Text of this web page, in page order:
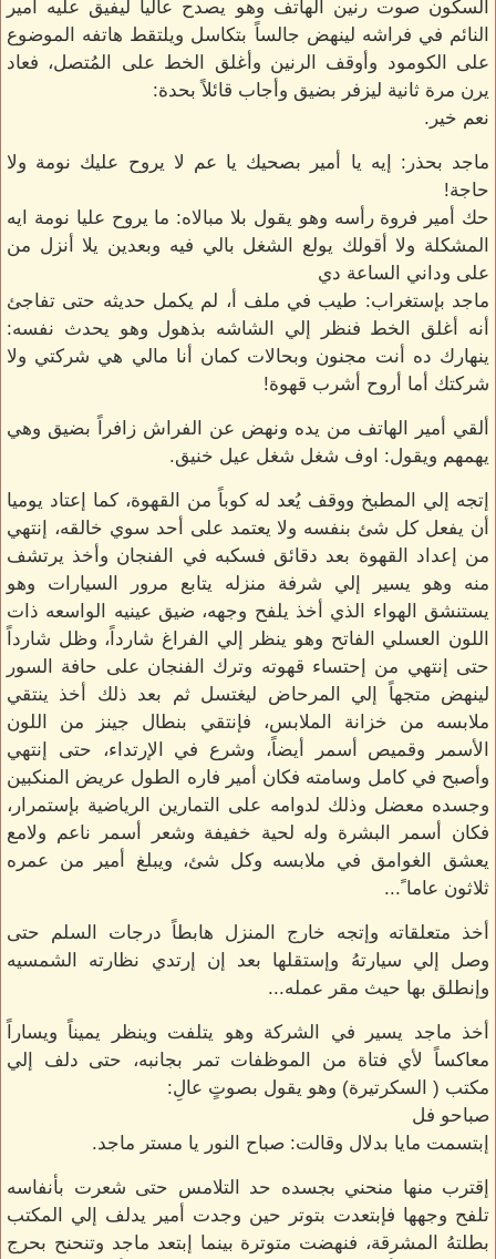
السكون صوت رنين الهاتف وهو يصدح عالياً ليفيق عليه أمير
النائم في فراشه لينهض جالساً بتكاسل ويلتقط هاتفه الموضوع
على الكومود وأوقف الرنين وأغلق الخط على المُتصل، فعاد
يرن مرة ثانية ليزفر بضيق وأجاب قائلاً بحدة:
نعم خير.
ماجد بحذر: إيه يا أمير بصحيك يا عم لا يروح عليك نومة ولا
حاجة!
حك أمير فروة رأسه وهو يقول بلا مبالاه: ما يروح عليا نومة ايه
المشكلة ولا أقولك يولع الشغل بالي فيه وبعدين يلا أنزل من
على وداني الساعة دي
ماجد بإستغراب: طيب في ملف أ، لم يكمل حديثه حتى تفاجئ
أنه أغلق الخط فنظر إلي الشاشه بذهول وهو يحدث نفسه:
ينهارك ده أنت مجنون وبحالات كمان أنا مالي هي شركتي ولا
شركتك أما أروح أشرب قهوة!
ألقي أمير الهاتف من يده ونهض عن الفراش زافراً بضيق وهي
يهمهم ويقول: اوف شغل شغل عيل خنيق.
إتجه إلي المطبخ ووقف يُعد له كوباً من القهوة، كما إعتاد يوميا
أن يفعل كل شئ بنفسه ولا يعتمد على أحد سوي خالقه، إنتهي
من إعداد القهوة بعد دقائق فسكبه في الفنجان وأخذ يرتشف
منه وهو يسير إلي شرفة منزله يتابع مرور السيارات وهو
يستنشق الهواء الذي أخذ يلفح وجهه، ضيق عينيه الواسعه ذات
اللون العسلي الفاتح وهو ينظر إلي الفراغ شارداً، وظل شارداً
حتى إنتهي من إحتساء قهوته وترك الفنجان على حافة السور
لينهض متجهاً إلي المرحاض ليغتسل ثم بعد ذلك أخذ ينتقي
ملابسه من خزانة الملابس، فإنتقي بنطال جينز من اللون
الأسمر وقميص أسمر أيضاً، وشرع في الإرتداء، حتى إنتهي
وأصبح في كامل وسامته فكان أمير فاره الطول عريض المنكبين
وجسده معضل وذلك لدوامه على التمارين الرياضية بإستمرار،
فكان أسمر البشرة وله لحية خفيفة وشعر أسمر ناعم ولامع
يعشق الغوامق في ملابسه وكل شئ، ويبلغ أمير من عمره
ثلاثون عاما ً...
أخذ متعلقاته وإتجه خارج المنزل هابطاً درجات السلم حتى
وصل إلي سيارتهُ وإستقلها بعد إن إرتدي نظارته الشمسيه
وإنطلق بها حيث مقر عمله...
أخذ ماجد يسير في الشركة وهو يتلفت وينظر يميناً ويساراً
معاكساً لأي فتاة من الموظفات تمر بجانبه، حتى دلف إلي
مكتب ( السكرتيرة) وهو يقول بصوتٍ عالِ:
صباحو فل
إبتسمت مايا بدلال وقالت: صباح النور يا مستر ماجد.
إقترب منها منحني بجسده حد التلامس حتى شعرت بأنفاسه
تلفح وجهها فإبتعدت بتوتر حين وجدت أمير يدلف إلي المكتب
بطلتهُ المشرقة، فنهضت متوترة بينما إبتعد ماجد وتنحنح بحرج